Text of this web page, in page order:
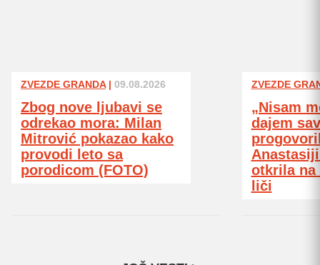
ZVEZDE GRANDA| 09.08.2026
Zbog nove ljubavi se
odrekao mora: Milan
Mitrović pokazao kako
provodi leto sa
porodicom (FOTO)
ZVEZDE
„Nisam
dajem
otkrila na
liči